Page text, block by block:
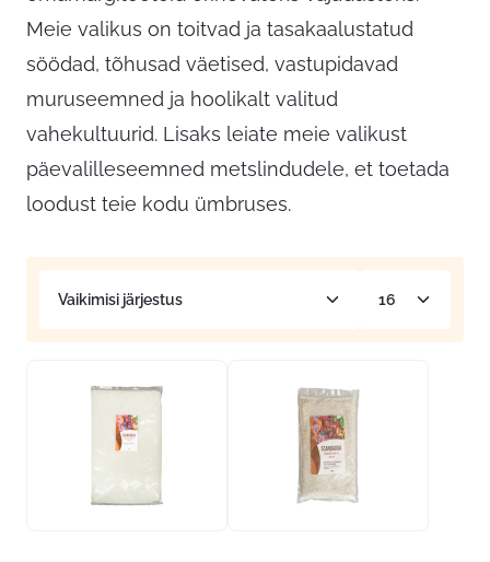
Meie valikus on toitvad ja tasakaalustatud
söödad, tõhusad väetised, vastupidavad
muruseemned ja hoolikalt valitud
vahekultuurid. Lisaks leiate meie valikust
päevalilleseemned metslindudele, et toetada
loodust teie kodu ümbruses.